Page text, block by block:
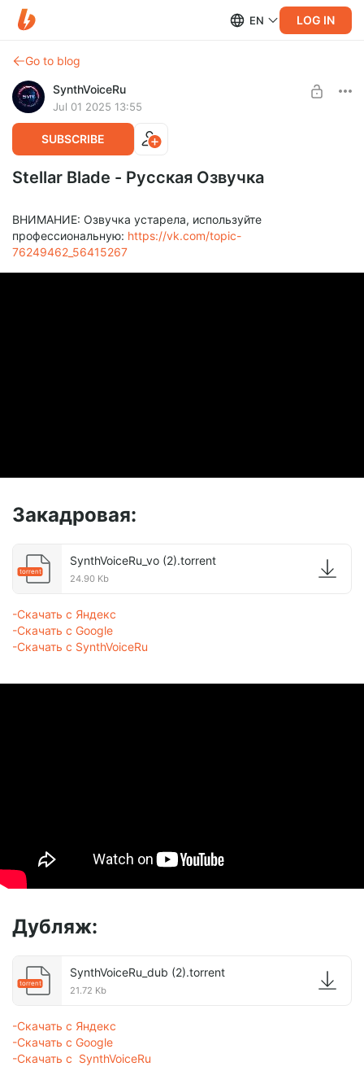
EN LOG IN
Go to blog
SynthVoiceRu
Jul 01 2025 13:55
SUBSCRIBE
Stellar Blade - Русская Озвучка
ВНИМАНИЕ: Озвучка устарела, используйте
профессиональную: https://vk.com/topic-
76249462_56415267
Закадровая:
torrent
SynthVoiceRu_vo (2).torrent
24.90 Kb
-Скачать с Яндекс
-Скачать с Google
-Скачать с SynthVoiceRu
Дубляж:
torrent
SynthVoiceRu_dub (2).torrent
21.72 Kb
-Скачать с Яндекс
-Скачать с Google
-Скачать с SynthVoiceRu